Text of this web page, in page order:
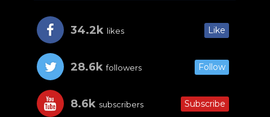
34.2k likes Like
28.6k followers Follow
8.6k subscribers Subscribe